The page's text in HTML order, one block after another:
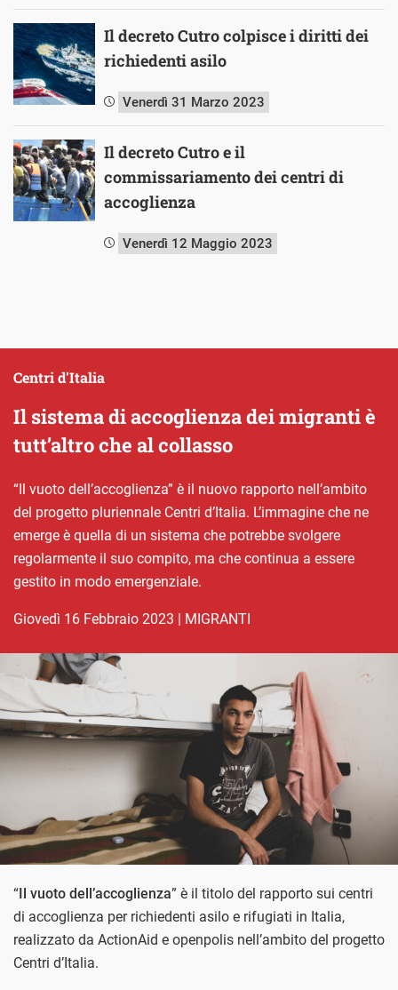
Il decreto Cutro colpisce i diritti dei
richiedenti asilo
Venerdì 31 Marzo 2023
Il decreto Cutro e il
commissariamento dei centri di
accoglienza
Venerdì 12 Maggio 2023
Il sistema di accoglienza dei migranti è
tutt’altro che al collasso
Centri d'Italia
“Il vuoto dell’accoglienza” è il nuovo rapporto nell’ambito
del progetto pluriennale Centri d’Italia. L’immagine che ne
emerge è quella di un sistema che potrebbe svolgere
regolarmente il suo compito, ma che continua a essere
gestito in modo emergenziale.
giovedì 16 Febbraio 2023 | MIGRANTI
“Il vuoto dell’accoglienza” è il titolo del rapporto sui centri
di accoglienza per richiedenti asilo e rifugiati in Italia,
realizzato da ActionAid e openpolis nell’ambito del progetto
Centri d’Italia.